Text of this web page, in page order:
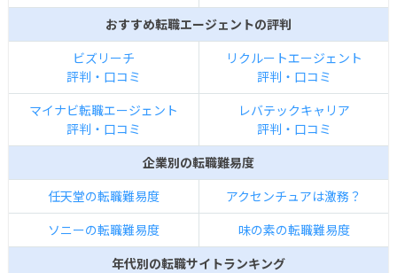
おすすめ転職エージェントの評判
ビズリーチ
評判・口コミ
リクルートエージェント
評判・口コミ
マイナビ転職エージェント
評判・口コミ
レバテックキャリア
評判・口コミ
企業別の転職難易度
任天堂の転職難易度
アクセンチュアは激務？
ソニーの転職難易度
味の素の転職難易度
年代別の転職サイトランキング